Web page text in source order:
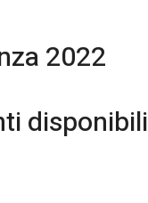
2022
disponibili